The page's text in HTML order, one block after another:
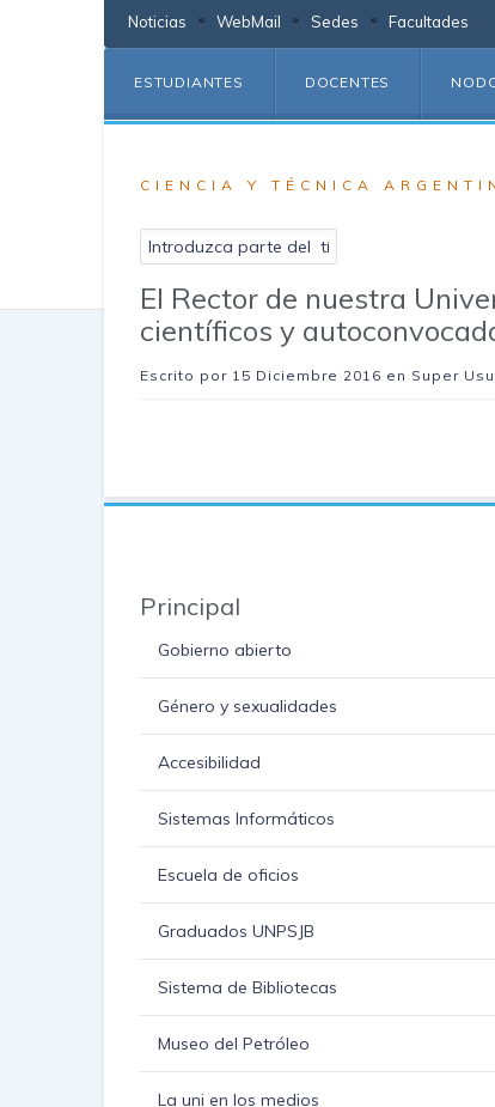
Noticias WebMail Sedes Facultades
ESTUDIANTES DOCENTES
CIENCIA Y TÉCNICA
El Rector de nuestra
científicos y
Escrito por 15 Diciembre 2016 en Super
Principal
Gobierno abierto
Género y sexualidades
Accesibilidad
Sistemas Informáticos
Escuela de oficios
Graduados UNPSJB
Sistema de Bibliotecas
Museo del Petróleo
La uni en los medios